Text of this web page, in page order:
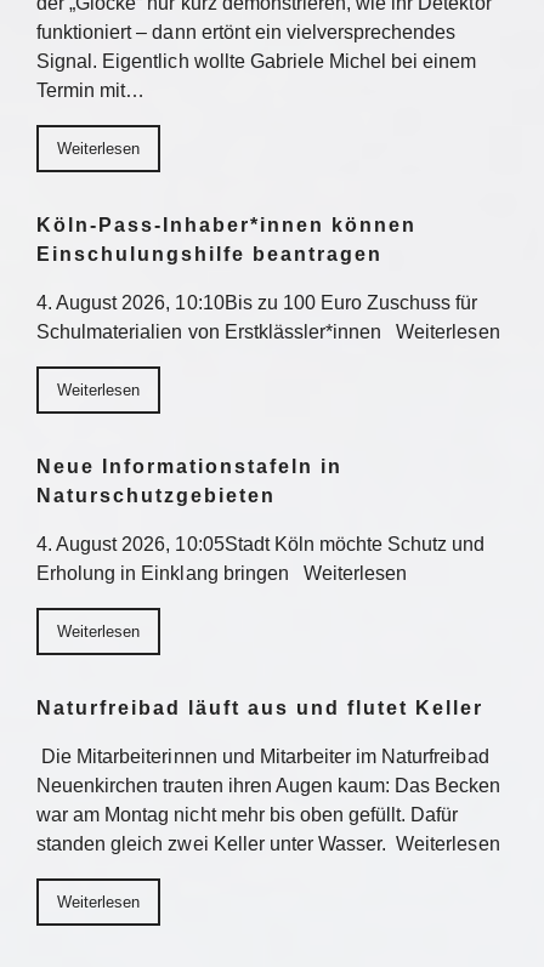
funktioniert – dann ertönt ein vielversprechendes
Signal. Eigentlich wollte Gabriele Michel bei einem
Termin mit…
Weiterlesen
Köln-Pass-Inhaber*innen können
Einschulungshilfe beantragen
4. August 2026, 10:10Bis zu 100 Euro Zuschuss für
Schulmaterialien von Erstklässler*innen Weiterlesen
Weiterlesen
Neue Informationstafeln in
Naturschutzgebieten
4. August 2026, 10:05Stadt Köln möchte Schutz und
Erholung in Einklang bringen Weiterlesen
Weiterlesen
Naturfreibad läuft aus und flutet Keller
Die Mitarbeiterinnen und Mitarbeiter im Naturfreibad
Neuenkirchen trauten ihren Augen kaum: Das Becken
war am Montag nicht mehr bis oben gefüllt. Dafür
standen gleich zwei Keller unter Wasser. Weiterlesen
Weiterlesen